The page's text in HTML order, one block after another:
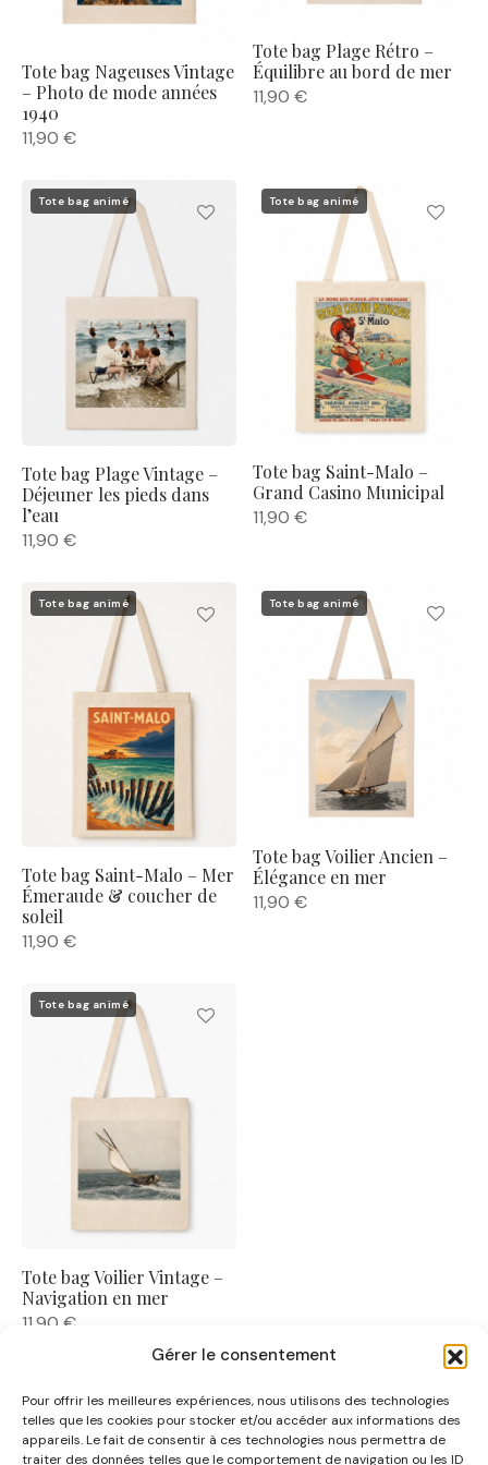
Gérer le consentement
Pour offrir les meilleures expériences, nous utilisons des technologies
telles que les cookies pour stocker et/ou accéder aux informations des
appareils. Le fait de consentir à ces technologies nous permettra de
traiter des données telles que le comportement de navigation ou les ID
Tote bag Nageuses Vintage
– Photo de mode années
1940
11,90 €
Tote bag Plage Rétro –
Équilibre au bord de mer
11,90 €
Tote bag animé
Tote bag Plage Vintage –
Déjeuner les pieds dans
l’eau
11,90 €
Tote bag animé
Tote bag Saint-Malo –
Grand Casino Municipal
11,90 €
Tote bag animé
Tote bag Saint-Malo – Mer
Émeraude & coucher de
soleil
11,90 €
Tote bag animé
Tote bag Voilier Ancien –
Élégance en mer
11,90 €
Tote bag animé
Tote bag Voilier Vintage –
Navigation en mer
11,90 €